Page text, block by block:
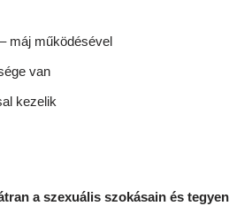
máj működésével
van
kezelik
a szexuális szokásain és tegyen